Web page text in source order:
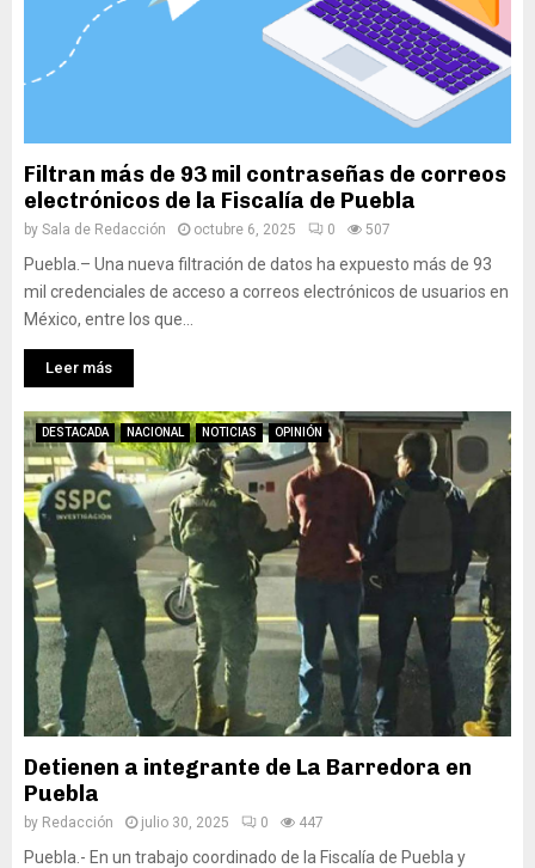
Filtran más de 93 mil contraseñas de correos
electrónicos de la Fiscalía de Puebla
by Sala de Redacción octubre 6, 2025 0 507
Puebla.– Una nueva filtración de datos ha expuesto más de 93
mil credenciales de acceso a correos electrónicos de usuarios en
México, entre los que...
Leer más
DESTACADA NACIONAL NOTICIAS OPINIÓN
Detienen a integrante de La Barredora en
Puebla
by Redacción julio 30, 2025 0 447
Puebla.- En un trabajo coordinado de la Fiscalía de Puebla y